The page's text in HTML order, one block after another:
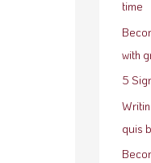
a
c
h
:
time
with
5
quis